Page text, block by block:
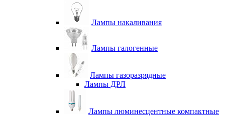
Лампы накаливания
Лампы галогенные
Лампы газоразрядные
Лампы ДРЛ
Лампы люминесцентные компактные